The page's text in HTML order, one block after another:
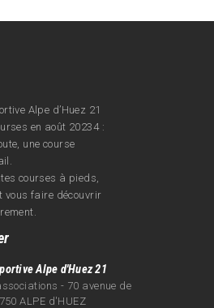
Alpe d’Huez 21
en août 20234 :
une course
courses à pieds,
vous faire découvrir
Alpe d'Huez 21
- 70 avenue de
ALPE d'HUEZ